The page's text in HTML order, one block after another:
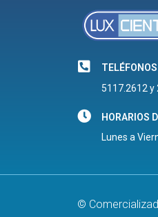
TELÉFONOS
5117.2612 y
HORARIOS
Lunes a
©